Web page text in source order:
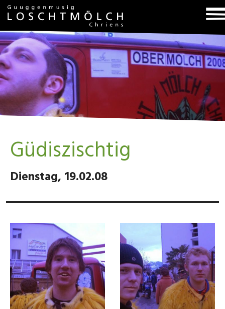
Güdiszischtig
Dienstag, 19.02.08